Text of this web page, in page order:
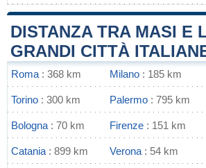
DISTANZA TRA MASI E
GRANDI CITTÀ
Roma : 368 km Milano : 185 km
Torino : 300 km Palermo : 795 km
Bologna : 70 km Firenze : 151 km
Catania : 899 km Verona : 54 km